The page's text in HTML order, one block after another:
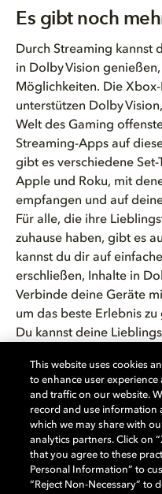
Es gibt noch
Durch Streaming kannst
in Dolby Vision
Möglichkeiten. Die
unterstützen Dolby
Welt des Gaming
Streaming-Apps auf
gibt es verschiedene
Apple und Roku, mit
empfangen und auf
Für alle, die ihre
zuhause haben, gibt es
kannst du dir auf
erschließen, Inhalte in
Verbinde deine Geräte
um das beste Erlebnis
Du kannst deine
Dolby Vision-fähigen
Streamingplattform
Google Play und
digitale Kopien von
deinem Computer
unterstützen, kannst du
von deinem Computer
This website uses cookies
to enhance user
and traffic on our website.
record and use information
which we may share with
analytics partners. Click on
that you agree to these
Personal Information” to
“Reject Non-Necessary” to